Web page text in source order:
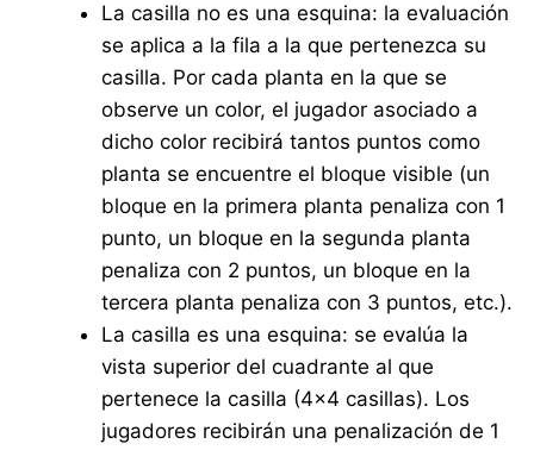
La casilla no es una esquina: la evaluación
se aplica a la fila a la que pertenezca su
casilla. Por cada planta en la que se
observe un color, el jugador asociado a
dicho color recibirá tantos puntos como
planta se encuentre el bloque visible (un
bloque en la primera planta penaliza con 1
punto, un bloque en la segunda planta
penaliza con 2 puntos, un bloque en la
tercera planta penaliza con 3 puntos, etc.).
La casilla es una esquina: se evalúa la
vista superior del cuadrante al que
pertenece la casilla (4×4 casillas). Los
jugadores recibirán una penalización de 1